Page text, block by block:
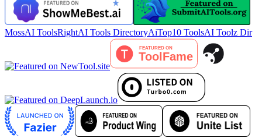
MossAI ToolsRightAI Tools DirectoryAiTop10 ToolsAI Toolz Dir